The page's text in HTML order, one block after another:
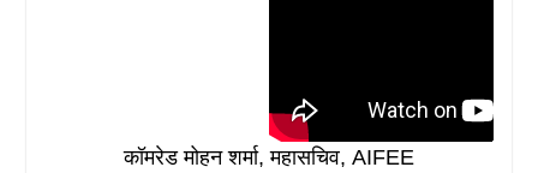
कॉमरेड मोहन शर्मा, महासचिव, AIFEE